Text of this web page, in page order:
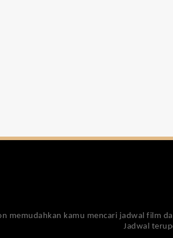
memudahkan kamu mencari jadwal film
Jadwal